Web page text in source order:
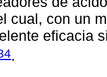
cual, con un
eficacia
.